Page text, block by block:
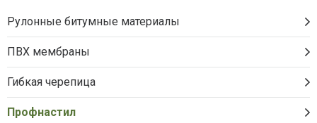
Рулонные битумные материалы
ПВХ мембраны
Гибкая черепица
Профнастил